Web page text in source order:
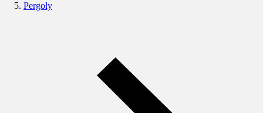
Pergoly